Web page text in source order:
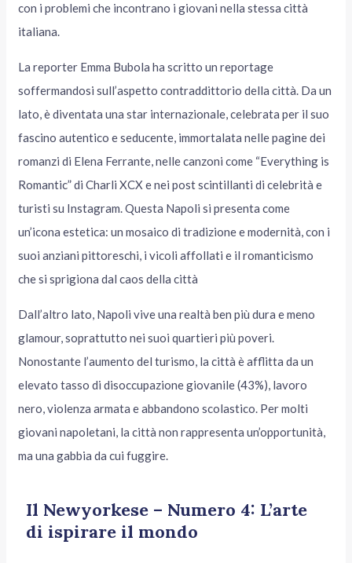
con i problemi che incontrano i giovani nella stessa città
italiana.
La reporter Emma Bubola ha scritto un reportage
soffermandosi sull’aspetto contraddittorio della città. Da un
lato, è diventata una star internazionale, celebrata per il suo
fascino autentico e seducente, immortalata nelle pagine dei
romanzi di Elena Ferrante, nelle canzoni come “Everything is
Romantic” di Charli XCX e nei post scintillanti di celebrità e
turisti su Instagram. Questa Napoli si presenta come
un’icona estetica: un mosaico di tradizione e modernità, con i
suoi anziani pittoreschi, i vicoli affollati e il romanticismo
che si sprigiona dal caos della città
Dall’altro lato, Napoli vive una realtà ben più dura e meno
glamour, soprattutto nei suoi quartieri più poveri.
Nonostante l’aumento del turismo, la città è afflitta da un
elevato tasso di disoccupazione giovanile (43%), lavoro
nero, violenza armata e abbandono scolastico. Per molti
giovani napoletani, la città non rappresenta un’opportunità,
ma una gabbia da cui fuggire.
Il Newyorkese – Numero 4: L’arte
di ispirare il mondo